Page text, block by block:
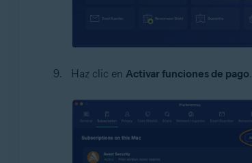
Haz clic en Activar funciones de pago.